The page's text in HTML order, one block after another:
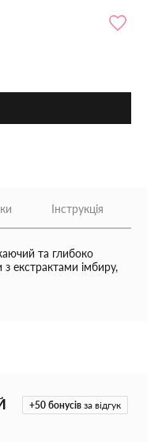
Інструкція
та глибоко
екстрактами імбиру,
і залишків
зменшує та
+50 бонусів за відгук